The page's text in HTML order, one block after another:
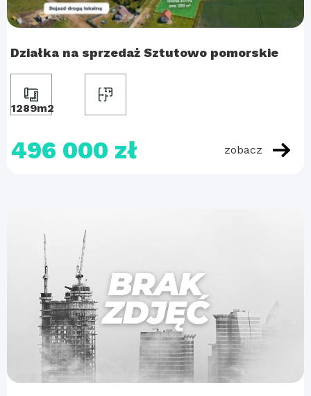
Działka na sprzedaż Sztutowo pomorskie
1289m2
496 000 zł zobacz